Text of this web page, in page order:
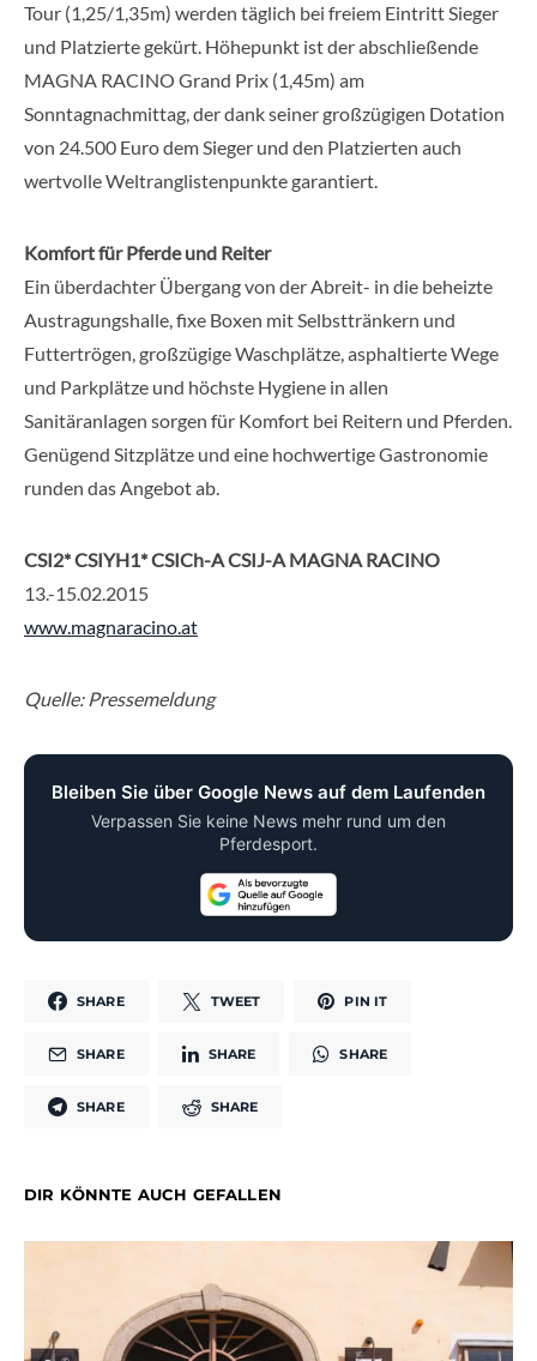
Tour (1,25/1,35m) werden täglich bei freiem Eintritt Sieger
und Platzierte gekürt. Höhepunkt ist der abschließende
MAGNA RACINO Grand Prix (1,45m) am
Sonntagnachmittag, der dank seiner großzügigen Dotation
von 24.500 Euro dem Sieger und den Platzierten auch
wertvolle Weltranglistenpunkte garantiert.
Komfort für Pferde und Reiter
Ein überdachter Übergang von der Abreit- in die beheizte
Austragungshalle, fixe Boxen mit Selbsttränkern und
Futtertrögen, großzügige Waschplätze, asphaltierte Wege
und Parkplätze und höchste Hygiene in allen
Sanitäranlagen sorgen für Komfort bei Reitern und Pferden.
Genügend Sitzplätze und eine hochwertige Gastronomie
runden das Angebot ab.
CSI2* CSIYH1* CSICh-A CSIJ-A MAGNA RACINO
13.-15.02.2015
www.magnaracino.at
Quelle: Pressemeldung
Bleiben Sie über Google News auf dem Laufenden
Verpassen Sie keine News mehr rund um den
Pferdesport.
SHARE TWEET PIN IT
SHARE SHARE SHARE
SHARE SHARE
DIR KÖNNTE AUCH GEFALLEN